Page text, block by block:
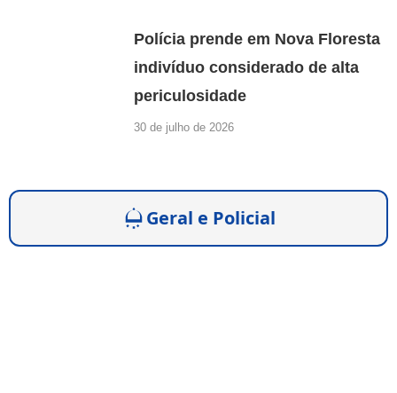
Polícia prende em Nova Floresta
indivíduo considerado de alta
periculosidade
30 de julho de 2026
Geral e Policial